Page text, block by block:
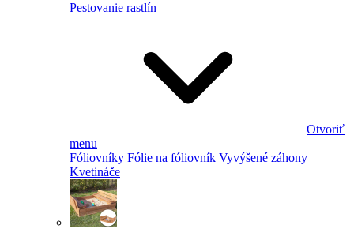
Pestovanie rastlín
Otvoriť
menu
Fóliovníky Fólie na fóliovník Vyvýšené záhony
Kvetináče